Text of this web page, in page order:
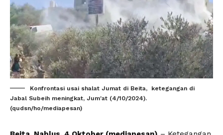
Konfrontasi usai shalat Jumat di Beita, ketegangan di
Jabal Subeih meningkat, Jum'at (4/10/2024).
(qudsn/ho/mediapesan)